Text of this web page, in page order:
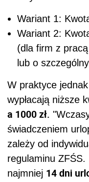
Wariant 1:
Wariant 2:
(dla firm z
lub o
W praktyce
wypłacają niższe
a 1000 zł.
świadczeniem
zależy od
regulaminu
najmniej 14 dni